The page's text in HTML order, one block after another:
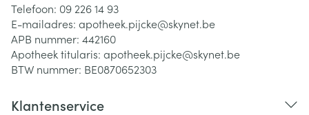
Telefoon: 09 226 14 93
E-mailadres: apotheek.pijcke@skynet.be
APB nummer: 442160
Apotheek titularis: apotheek.pijcke@skynet.be
BTW nummer: BE0870652303
Klantenservice